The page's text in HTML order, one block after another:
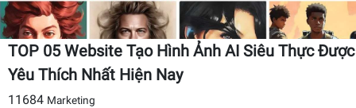
TOP 05 Website Tạo Hình Ảnh AI Siêu Thực Được
Yêu Thích Nhất Hiện Nay
11684 Marketing